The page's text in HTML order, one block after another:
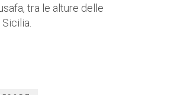
tra le alture delle